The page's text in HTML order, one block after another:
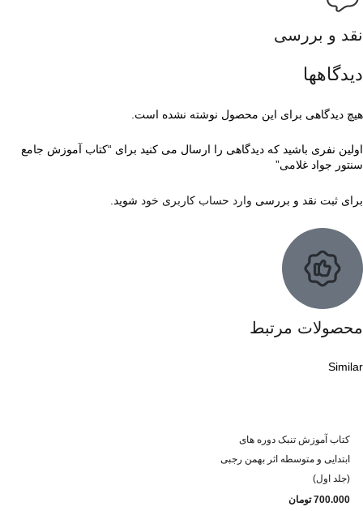
نقد و بررسی
دیدگاهها
هیچ دیدگاهی برای این محصول نوشته نشده است.
اولین نفری باشید که دیدگاهی را ارسال می کنید برای “کتاب آموزش جامع
سنتور جواد غلامی”
برای ثبت نقد و بررسی وارد حساب کاربری خود شوید.
محصولات مرتبط
Similar
کتاب آموزش تنبک دوره های
ابتدایی و متوسطه اثر بهمن رجبی
(جلد اول)
700.000 تومان